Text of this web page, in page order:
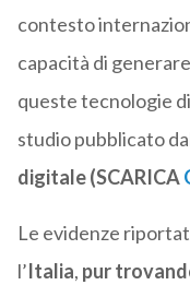
contesto
capacità di
queste tecnologie
studio pubblicato
digitale(SCARICA
Le evidenze
l’Italia, pur